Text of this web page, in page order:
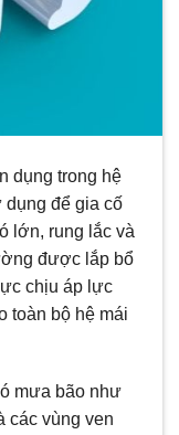
dụng trong hệ
để gia cố
lớn, rung lắc và
được lắp bổ
chịu áp lực
toàn bộ hệ mái
mưa bão như
các vùng ven